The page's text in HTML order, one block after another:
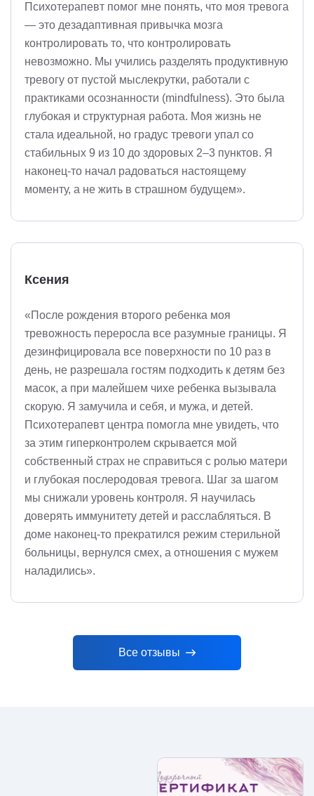
Психотерапевт помог мне понять, что моя тревога
— это дезадаптивная привычка мозга
контролировать то, что контролировать
невозможно. Мы учились разделять продуктивную
тревогу от пустой мыслекрутки, работали с
практиками осознанности (mindfulness). Это была
глубокая и структурная работа. Моя жизнь не
стала идеальной, но градус тревоги упал со
стабильных 9 из 10 до здоровых 2–3 пунктов. Я
наконец-то начал радоваться настоящему
моменту, а не жить в страшном будущем».
Ксения
«После рождения второго ребенка моя
тревожность переросла все разумные границы. Я
дезинфицировала все поверхности по 10 раз в
день, не разрешала гостям подходить к детям без
масок, а при малейшем чихе ребенка вызывала
скорую. Я замучила и себя, и мужа, и детей.
Психотерапевт центра помогла мне увидеть, что
за этим гиперконтролем скрывается мой
собственный страх не справиться с ролью матери
и глубокая послеродовая тревога. Шаг за шагом
мы снижали уровень контроля. Я научилась
доверять иммунитету детей и расслабляться. В
доме наконец-то прекратился режим стерильной
больницы, вернулся смех, а отношения с мужем
наладились».
Все отзывы